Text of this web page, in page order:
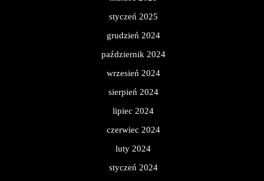
styczeń 2025
grudzień 2024
październik 2024
wrzesień 2024
sierpień 2024
lipiec 2024
czerwiec 2024
luty 2024
styczeń 2024